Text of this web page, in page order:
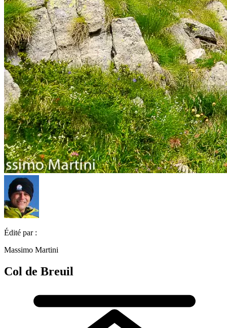
Édité par :
Massimo Martini
Col de Breuil